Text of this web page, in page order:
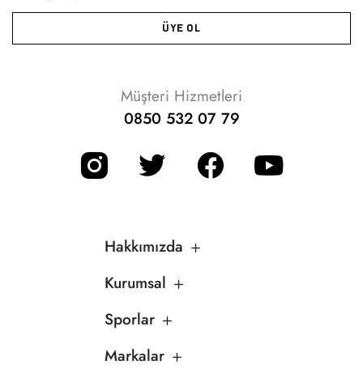
ÜYE OL
Müşteri Hizmetleri
0850 532 07 79
Hakkımızda
Kurumsal
Sporlar
Markalar